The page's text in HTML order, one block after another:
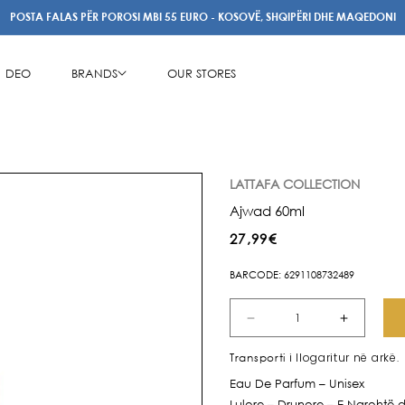
POSTA FALAS PËR POROSI MBI 55 EURO - KOSOVË, SHQIPËRI DHE MAQEDONI
DEO BRANDS OUR STORES
LATTAFA COLLECTION
Ajwad 60ml
Çmimi
27,99€
BARCODE: 6291108732489
Zvogëlo
për
Ajwad
Rrit
për
Ajwad
Transporti i llogaritur në arkë.
Eau De Parfum – Unisex